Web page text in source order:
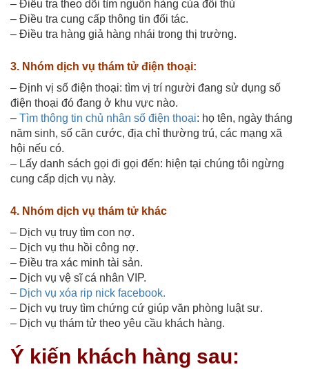
– Điều tra theo dõi tìm nguồn hàng của đối thủ
– Điều tra cung cấp thông tin đối tác.
– Điều tra hàng giả hàng nhái trong thị trường.
3. Nhóm dịch vụ thám tử điện thoại:
– Định vị số điện thoại: tìm vị trí người đang sử dụng số
điện thoại đó đang ở khu vực nào.
– Tìm thông tin chủ nhân số điện thoại: họ tên, ngày tháng
năm sinh, số căn cước, địa chỉ thường trú, các mạng xã
hội nếu có.
– Lấy danh sách gọi đi gọi đến: hiện tại chúng tôi ngừng
cung cấp dịch vụ này.
4. Nhóm dịch vụ thám tử khác
– Dịch vụ truy tìm con nợ.
– Dịch vụ thu hồi công nợ.
– Điều tra xác minh tài sản.
– Dịch vụ vệ sĩ cá nhân VIP.
– Dịch vụ xóa rip nick facebook.
– Dịch vụ truy tìm chứng cứ giúp văn phòng luật sư.
– Dịch vụ thám tử theo yêu cầu khách hàng.
Ý kiến khách hàng sau: